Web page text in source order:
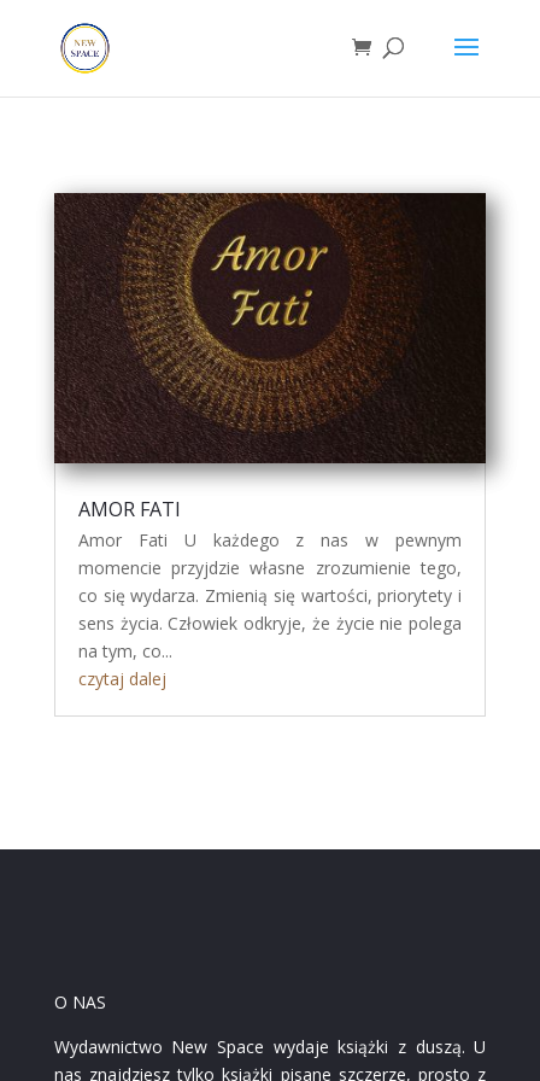
AMOR FATI
Amor Fati U każdego z nas w pewnym
momencie przyjdzie własne zrozumienie tego,
co się wydarza. Zmienią się wartości, priorytety i
sens życia. Człowiek odkryje, że życie nie polega
na tym, co...
czytaj dalej
O NAS
Wydawnictwo New Space wydaje książki z duszą. U
nas znajdziesz tylko książki pisane szczerze, prosto z